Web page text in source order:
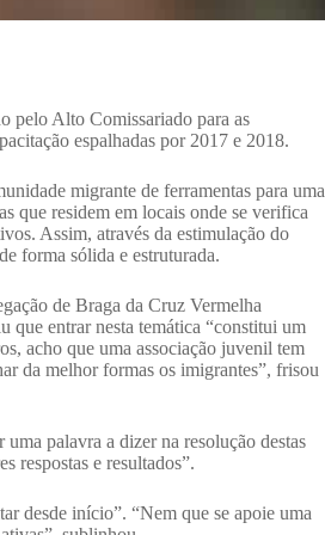
pelo Alto Comissariado para as
espalhadas por 2017 e 2018.
migrante de ferramentas para uma
que residem em locais onde se verifica
Assim, através da estimulação do
forma sólida e estruturada.
de Braga da Cruz Vermelha
entrar nesta temática “constitui um
acho que uma associação juvenil tem
da melhor formas os imigrantes”, frisou
palavra a dizer na resolução destas
respostas e resultados”.
desde início”. “Nem que se apoie uma